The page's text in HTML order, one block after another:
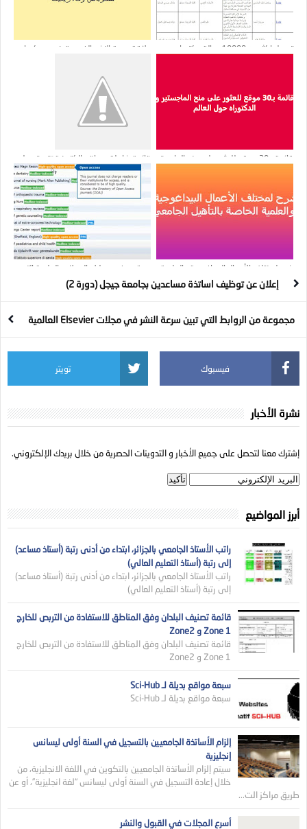
تحميل اكثر من 10000 رسالة دكتوراه و
علاقة سرعة النشر بالفهرسة ضمن سكوباس
قائمة بـ30 موقع للعثور على منح الماجستير
قائمة شاملة بمواقع إلكترونية تتيح تحميل
الأوراق البحثية مجانًا او بصورة جزئية
شرح لمختلف الأعمال البيداغوجية والعلمية
الخاصة بالتأهيل الجامعي
موقع مفيد يعطيك المجلات العلمية التي
تنشر ابحاث مشابهه لبحثك
إعلان عن توظيف اساتذة مساعدين بجامعة جيجل (دورة 2)
مجموعة من الروابط التي تبين سرعة النشر في مجلات Elsevier العالمية
فيسبوك تويتر
نشرة الأخبار
إشترك معنا لتحصل على جميع الأخبار و التدوينات الحصرية من خلال بريدك الإلكتروني.
أبرز المواضيع
راتب الأستاذ الجامعي بالجزائر، ابتداء من أدنى رتبة (أستاذ مساعد)
إلى رتبة (أستاذ التعليم العالي)
راتب الأستاذ الجامعي بالجزائر، ابتداء من أدنى رتبة (أستاذ مساعد)
إلى رتبة (أستاذ التعليم العالي)
قائمة تصنيف البلدان وفق المناطق للاستفادة من التربص للخارج
Zone 1 و Zone2
قائمة تصنيف البلدان وفق المناطق للاستفادة من التربص للخارج
Zone 1 و Zone2
سبعة مواقع بديلة لـ Sci-Hub
سبعة مواقع بديلة لـ Sci-Hub
إلزام الأساتذة الجامعيين بالتسجيل في السنة أولى ليسانس
إنجليزية
سيتم إلزام الأساتذة الجامعيين بالتكوين في اللغة الانجليزية، من
خلال إعادة التسجيل في السنة أولى ليسانس “لغة انجليزية”، أو عن
طريق مراكز الت...
أسرع المجلات في القبول والنشر